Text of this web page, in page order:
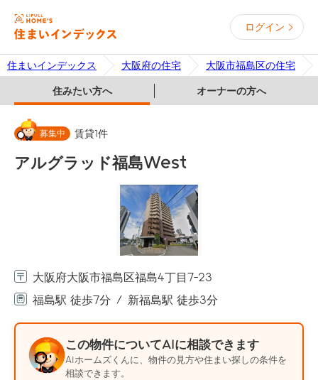
ログイン
住まいインデックス 大阪府の住宅 大阪市福島区の住宅
住みたい方へ オーナーの方へ
募集中 賃貸1件
アルグラッド福島West
大阪府大阪市福島区福島4丁目7-23
福島駅 徒歩7分
新福島駅 徒歩3分
この物件についてAIに相談できます
AIホームズくんに、物件の見方や住まい探しの条件を
相談できます。